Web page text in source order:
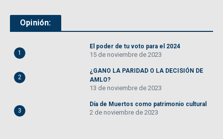
Opinión:
1
El poder de tu voto para el 2024
15 de noviembre de 2023
2
¿GANO LA PARIDAD O LA DECISIÓN DE
AMLO?
13 de noviembre de 2023
3
Día de Muertos como patrimonio cultural
2 de noviembre de 2023